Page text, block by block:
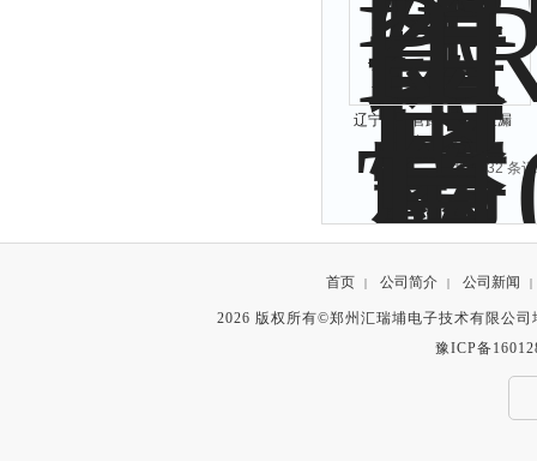
辽宁管道管路用有毒泄漏
报警器
共 2132 条
首页 | 公司简介 | 公司新闻 |
2026 版权所有©郑州汇瑞埔电子技术有限公
豫ICP备